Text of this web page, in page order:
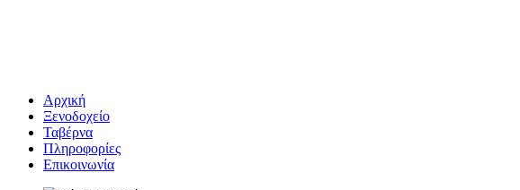
Αρχική
Ξενοδοχείο
Ταβέρνα
Πληροφορίες
Επικοινωνία